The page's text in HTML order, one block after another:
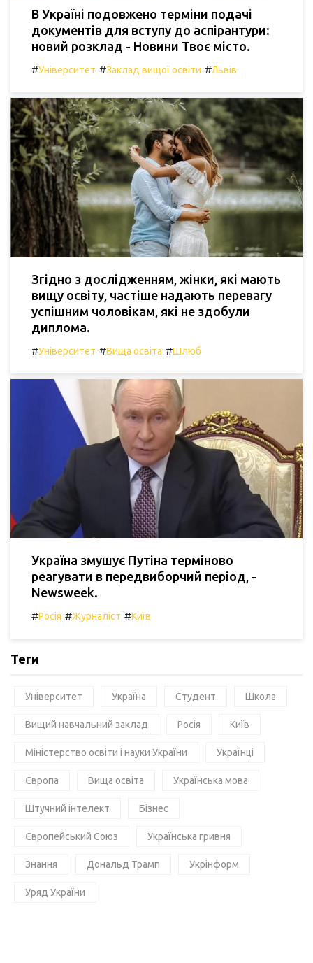
В Україні подовжено терміни подачі
документів для вступу до аспірантури:
новий розклад - Новини Твоє місто.
#Університет #Заклад вищої освіти #Львів
Згідно з дослідженням, жінки, які мають
вищу освіту, частіше надають перевагу
успішним чоловікам, які не здобули
диплома.
#Університет #Вища освіта #Шлюб
Україна змушує Путіна терміново
реагувати в передвиборчий період, -
Newsweek.
#Росія #Журналіст #Київ
Теги
Університет Україна Студент Школа
Вищий навчальний заклад Росія Київ
Міністерство освіти і науки України Українці
Європа Вища освіта Українська мова
Штучний інтелект Бізнес
Європейський Союз Українська гривня
Знання Дональд Трамп Укрінформ
Уряд України